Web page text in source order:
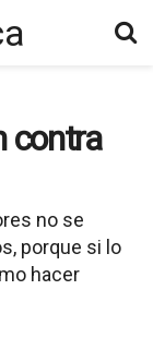
contra
no se
porque si lo
hacer